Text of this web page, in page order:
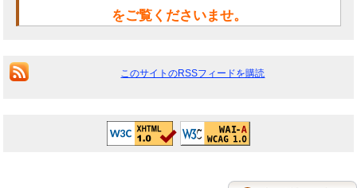
をご覧くださいませ。
このサイトのRSSフィードを購読